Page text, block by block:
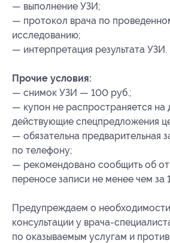
— выполнение УЗИ;
— протокол врача по
исследованию;
— интерпретация результата УЗИ.
Прочие условия:
— снимок УЗИ — 100 руб.;
— купон не распространяется на
действующие спецпредложения
— обязательна предварительная
по телефону;
— рекомендовано сообщить об
переносе записи не менее чем за
Предупреждаем о
консультации у врача-
по оказываемым услугам и